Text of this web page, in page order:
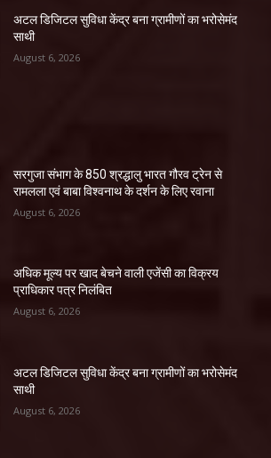
अटल डिजिटल सुविधा केंद्र बना ग्रामीणों का भरोसेमंद
साथी
August 6, 2026
सरगुजा संभाग के 850 श्रद्धालु भारत गौरव ट्रेन से
रामलला एवं बाबा विश्वनाथ के दर्शन के लिए रवाना
August 6, 2026
अधिक मूल्य पर खाद बेचने वाली एजेंसी का विक्रय
प्राधिकार पत्र निलंबित
August 6, 2026
अटल डिजिटल सुविधा केंद्र बना ग्रामीणों का भरोसेमंद
साथी
August 6, 2026